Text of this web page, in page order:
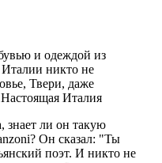
и одеждой из
никто не
Твери, даже
Италия
знает ли он такую
Он сказал: "Ты
поэт. И никто не